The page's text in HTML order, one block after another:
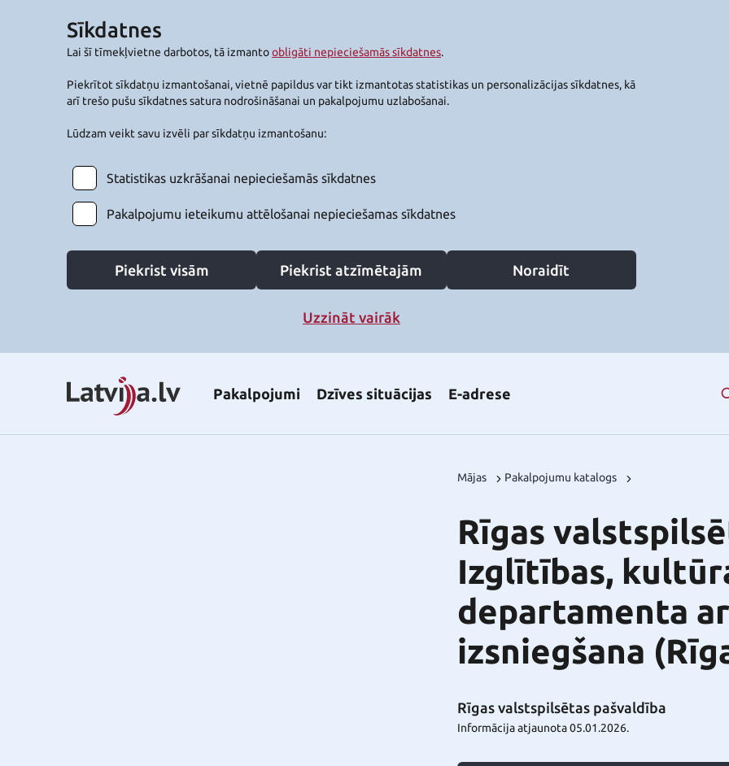
Sīkdatnes
Lai šī tīmekļvietne darbotos, tā izmantoobligāti nepieciešamās sīkdatnes.
Piekrītot sīkdatņu izmantošanai, vietnē papildus var tikt izmantotas statistikas un personalizācijas sīkdatnes, kā
arī trešo pušu sīkdatnes satura nodrošināšanai un pakalpojumu uzlabošanai.
Lūdzam veikt savu izvēli par sīkdatņu izmantošanu:
Statistikas uzkrāšanai nepieciešamās sīkdatnes
Pakalpojumu ieteikumu attēlošanai nepieciešamas sīkdatnes
Piekrist visām Piekrist atzīmētajām Noraidīt
Uzzināt vairāk
Pakalpojumi Dzīves situācijas E-adrese
Mājas Pakalpojumu katalogs
Rīgas
Izglītības,
departamenta
izsniegšana
Rīgas valstspilsētas pašvaldība
Informācija atjaunota 05.01.2026.